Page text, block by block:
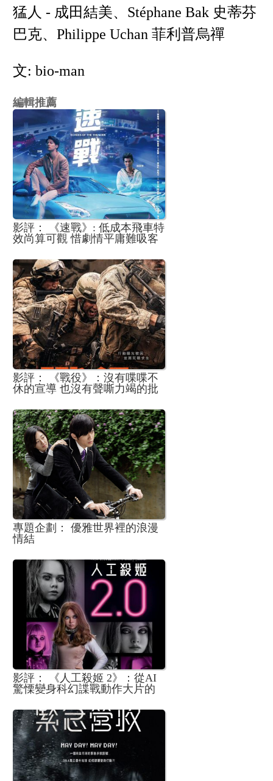
猛人 - 成田結美、Stéphane Bak 史蒂芬
巴克、Philippe Uchan 菲利普烏禪
文: bio-man
編輯推薦
影評： 《速戰》: 低成本飛車特
效尚算可觀 惜劇情平庸難吸客
影評： 《戰役》：沒有喋喋不
休的宣導 也沒有聲嘶力竭的批
眾
專題企劃： 優雅世界裡的浪漫
情結
影評： 《人工殺姬 2》：從AI
驚慄變身科幻諜戰動作大片的